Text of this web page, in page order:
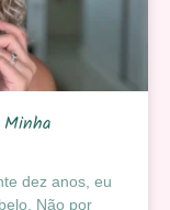
dez anos, eu
Não por